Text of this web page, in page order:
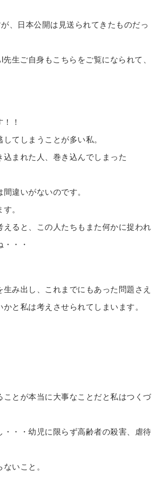
、日本公開は見送られてきたものだっ
生ご自身もこちらをご覧になられて、
！
てしまうことが多い私。
まれた人、巻き込んでしまった
違いがないのです。
。
ると、この人たちもまた何かに捉われ
・・
み出し、これまでにもあった問題さえ
と私は考えさせられてしまいます。
とが本当に大事なことだと私はつくづ
・・幼児に限らず高齢者の殺害、虐待
いこと。